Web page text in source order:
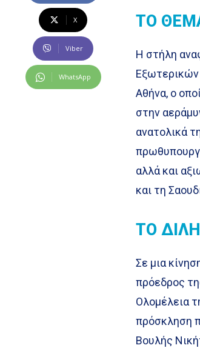
X
Viber
WhatsApp
ΤΟ
Η στήλη
Εξωτερικών
Αθήνα, ο
στην
ανατολικά
αλλά και
και τη
ΤΟ
Σε μια
πρόεδρος
Ολομέλεια
πρόσκληση
Βουλής